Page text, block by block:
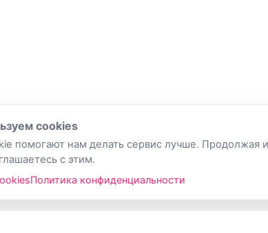
cookies
помогают нам делать сервис лучше. Продолжая
с этим.
Политика конфиденциальности